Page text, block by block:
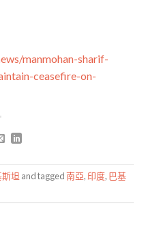
manmohan-sharif-
ceasefire-on-
斯坦 and tagged南亞, 印度, 巴基